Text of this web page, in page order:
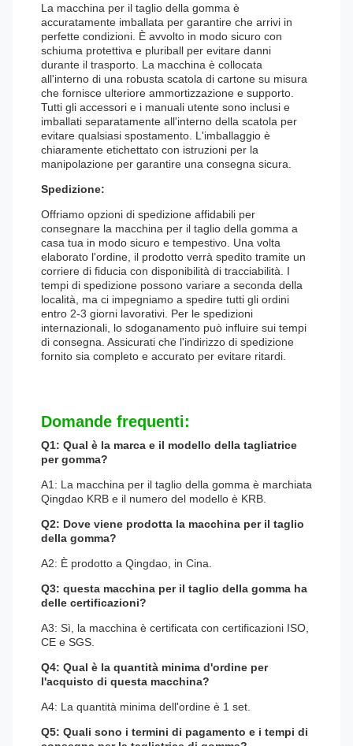
La macchina per il taglio della gomma è
accuratamente imballata per garantire che arrivi in ​​
perfette condizioni. È avvolto in modo sicuro con
schiuma protettiva e pluriball per evitare danni
durante il trasporto. La macchina è collocata
all'interno di una robusta scatola di cartone su misura
che fornisce ulteriore ammortizzazione e supporto.
Tutti gli accessori e i manuali utente sono inclusi e
imballati separatamente all'interno della scatola per
evitare qualsiasi spostamento. L'imballaggio è
chiaramente etichettato con istruzioni per la
manipolazione per garantire una consegna sicura.
Spedizione:
Offriamo opzioni di spedizione affidabili per
consegnare la macchina per il taglio della gomma a
casa tua in modo sicuro e tempestivo. Una volta
elaborato l'ordine, il prodotto verrà spedito tramite un
corriere di fiducia con disponibilità di tracciabilità. I
tempi di spedizione possono variare a seconda della
località, ma ci impegniamo a spedire tutti gli ordini
entro 2-3 giorni lavorativi. Per le spedizioni
internazionali, lo sdoganamento può influire sui tempi
di consegna. Assicurati che l'indirizzo di spedizione
fornito sia completo e accurato per evitare ritardi.
Domande frequenti:
Q1: Qual è la marca e il modello della tagliatrice
per gomma?
A1: La macchina per il taglio della gomma è marchiata
Qingdao KRB e il numero del modello è KRB.
Q2: Dove viene prodotta la macchina per il taglio
della gomma?
A2: È prodotto a Qingdao, in Cina.
Q3: questa macchina per il taglio della gomma ha
delle certificazioni?
A3: Sì, la macchina è certificata con certificazioni ISO,
CE e SGS.
Q4: Qual è la quantità minima d'ordine per
l'acquisto di questa macchina?
A4: La quantità minima dell'ordine è 1 set.
Q5: Quali sono i termini di pagamento e i tempi di